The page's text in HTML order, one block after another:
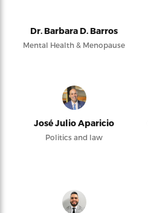
Dr. Barbara D. Barros
Mental Health & Menopause
José Julio Aparicio
Politics and law